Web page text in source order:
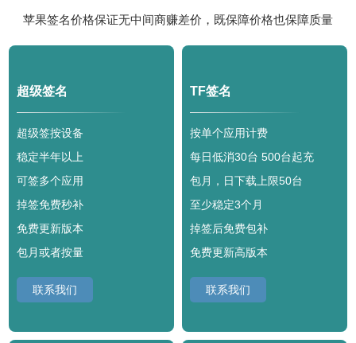
苹果签名价格保证无中间商赚差价，既保障价格也保障质量
超级签名
超级签按设备
稳定半年以上
可签多个应用
掉签免费秒补
免费更新版本
包月或者按量
联系我们
TF签名
按单个应用计费
每日低消30台 500台起充
包月，日下载上限50台
至少稳定3个月
掉签后免费包补
免费更新高版本
联系我们